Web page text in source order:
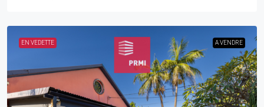
EN VEDETTE A VENDRE